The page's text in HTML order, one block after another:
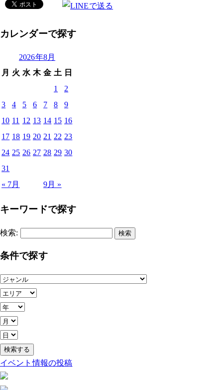
カレンダーで探す
2026年8月
月 火 水 木 金 土 日
« 7月 9月 »
1
2
3
4 5 6 7 8
9
10 11 12 13 14 15 16
17 18 19 20 21 22 23
24 25 26 27 28 29 30
31
キーワードで探す
検索:
条件で探す
イベント情報の投稿